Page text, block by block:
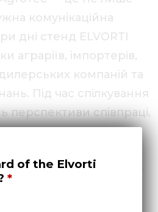
комунікаційна
дні стенд ELVORTI
аграріїв, імпортерів,
компаній та
Під час спілкування
перспективи співпраці,
та можливості
ELVORTI на події —
of the Elvorti